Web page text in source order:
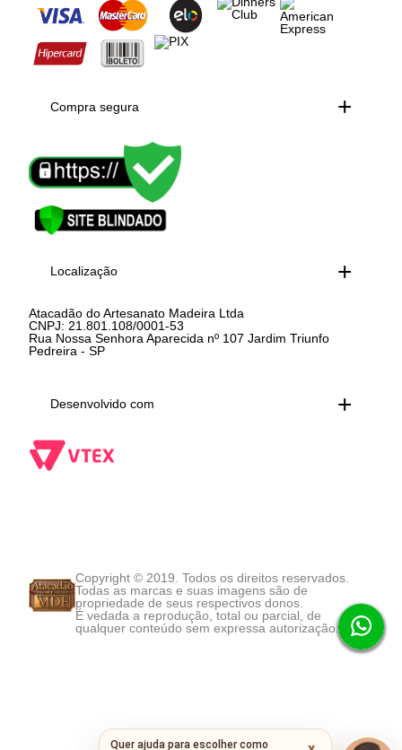
Compra segura
Localização
Atacadão do Artesanato Madeira Ltda
CNPJ: 21.801.108/0001-53
Rua Nossa Senhora Aparecida nº 107 Jardim Triunfo
Pedreira - SP
Desenvolvido com
Copyright © 2019. Todos os direitos reservados.
Todas as marcas e suas imagens são de
propriedade de seus respectivos donos.
É vedada a reprodução, total ou parcial, de
qualquer conteúdo sem expressa autorização.